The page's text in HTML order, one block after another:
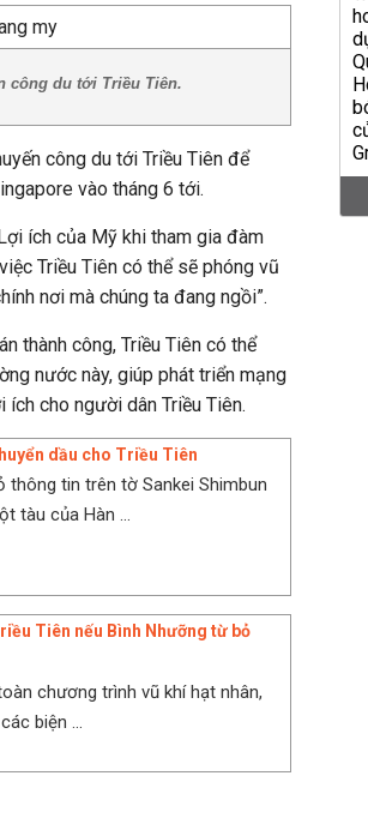
công du tới Triều Tiên.
công du tới Triều Tiên để
vào tháng 6 tới.
ích của Mỹ khi tham gia đàm
Triều Tiên có thể sẽ phóng vũ
nơi mà chúng ta đang ngồi”.
thành công, Triều Tiên có thể
nước này, giúp phát triển mạng
cho người dân Triều Tiên.
dầu cho Triều Tiên
thông tin trên tờ Sankei Shimbun
tàu của Hàn ...
Tiên nếu Bình Nhưỡng từ bỏ
chương trình vũ khí hạt nhân,
biện ...